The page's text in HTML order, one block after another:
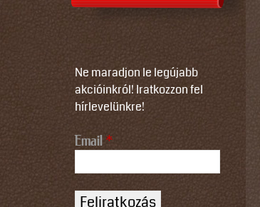
Ne maradjon le legújabb
akcióinkról! Iratkozzon fel
hírlevelünkre!
Email *